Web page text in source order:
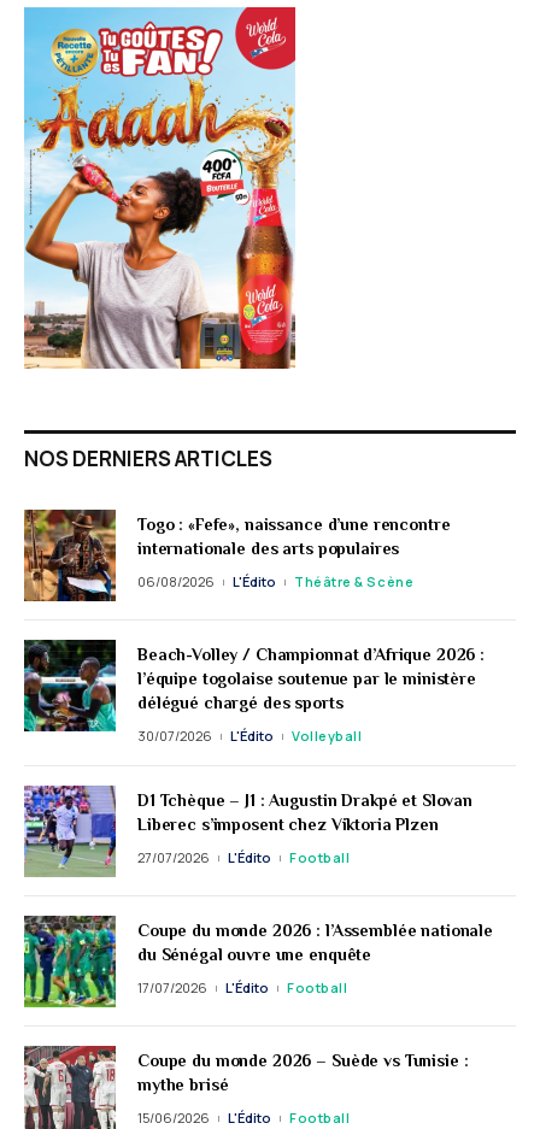
NOS DERNIERS ARTICLES
Togo : «Fefe», naissance d’une rencontre
internationale des arts populaires
06/08/2026 L'Édito Théâtre & Scène
Beach-Volley / Championnat d’Afrique 2026 :
l’équipe togolaise soutenue par le ministère
délégué chargé des sports
30/07/2026 L'Édito Volleyball
D1 Tchèque – J1 : Augustin Drakpé et Slovan
Liberec s’imposent chez Viktoria Plzen
27/07/2026 L'Édito Football
Coupe du monde 2026 : l’Assemblée nationale
du Sénégal ouvre une enquête
17/07/2026 L'Édito Football
Coupe du monde 2026 – Suède vs Tunisie :
mythe brisé
15/06/2026 L'Édito Football